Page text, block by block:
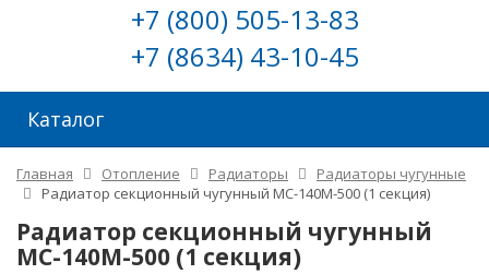
+7 (800) 505-13-83
+7 (8634) 43-10-45
Каталог
Главная Отопление Радиаторы
Радиаторы чугунные
Радиатор секционный чугунный МС-140М-500 (1 секция)
Радиатор секционный чугунный
МС-140М-500 (1 секция)